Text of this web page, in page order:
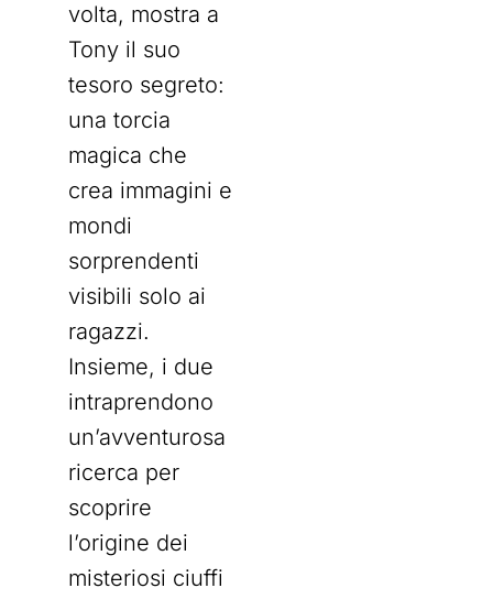
volta, mostra a
Tony il suo
tesoro segreto:
una torcia
magica che
crea immagini e
mondi
sorprendenti
visibili solo ai
ragazzi.
Insieme, i due
intraprendono
un’avventurosa
ricerca per
scoprire
l’origine dei
misteriosi ciuffi